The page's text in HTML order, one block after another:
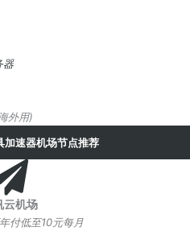
器
外用)
加速器机场节点推荐
云机场
付低至10元每月